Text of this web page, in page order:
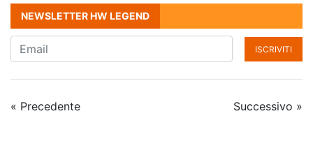
NEWSLETTER HW LEGEND
ISCRIVITI
« Precedente Successivo »